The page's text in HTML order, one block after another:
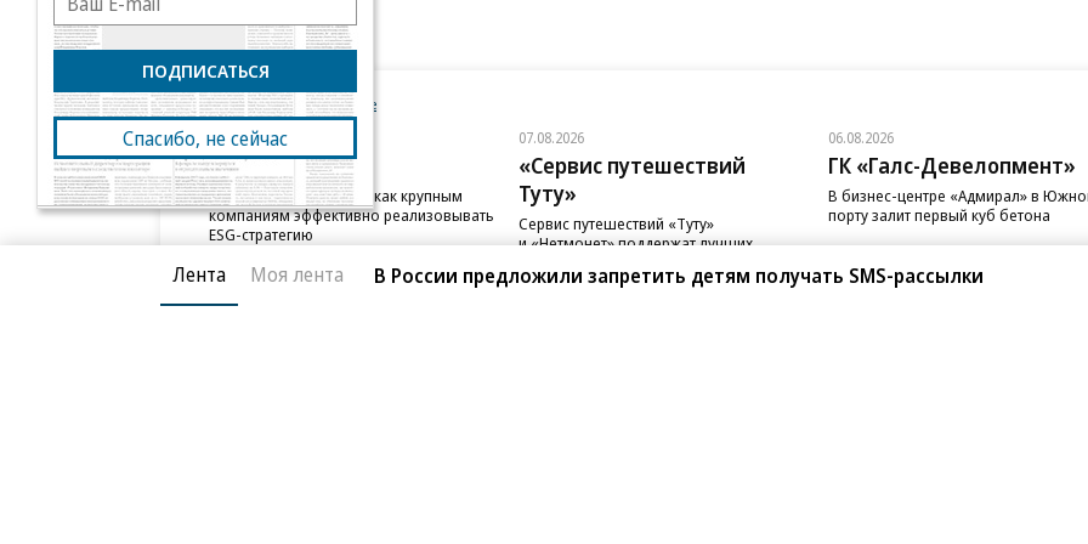
Новости компаний Все
07.08.2026
ПАО ДОМ.РФ
В ДОМ.РФ рассказали, как крупным
компаниям эффективно реализовывать
ESG-стратегию
07.08.2026
«Сервис путешествий
Туту»
Сервис путешествий «Туту»
и «Нетмонет» поддержат лучших
06.08.2026
ГК «Галс-Девелопмент»
В бизнес-центре «Адмирал» в
порту залит первый куб бетона
Лента Моя лента В России предложили запретить детям получать SMS-рассылки
ПОДПИСАТЬСЯ
Спасибо, не сейчас